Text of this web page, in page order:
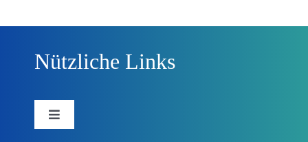
Nützliche Links
Toggle